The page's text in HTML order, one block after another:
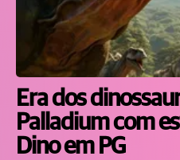
Era dos
Palladium com
Dino em PG